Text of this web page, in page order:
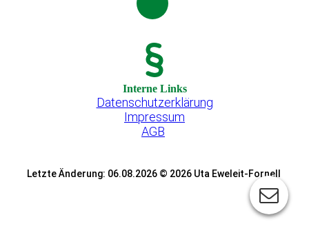
Interne Links
Datenschutzerklärung
Impressum
AGB
Letzte Änderung: 06.08.2026 © 2026 Uta Eweleit-Fornell